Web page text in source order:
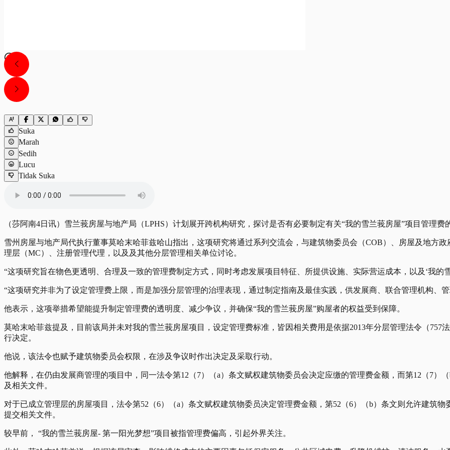
Suka
Marah
Sedih
Lucu
Tidak Suka
（莎阿南4日讯）雪兰莪房屋与地产局（LPHS）计划展开跨机构研究，探讨是否有必要制定有关“我的雪兰莪房屋”项目管理费
雪州房屋与地产局代执行董事莫哈末哈菲兹哈山指出，这项研究将通过系列交流会，与建筑物委员会（COB）、房屋及地方
理层（MC）、注册管理代理，以及及其他分层管理相关单位讨论。
“这项研究旨在物色更透明、合理及一致的管理费制定方式，同时考虑发展项目特征、所提供设施、实际营运成本，以及‘我的
“这项研究并非为了设定管理费上限，而是加强分层管理的治理表现，通过制定指南及最佳实践，供发展商、联合管理机构、
他表示，这项举措希望能提升制定管理费的透明度、减少争议，并确保“我的雪兰莪房屋”购屋者的权益受到保障。
莫哈末哈菲兹提及，目前该局并未对我的雪兰莪房屋项目，设定管理费标准，皆因相关费用是依据2013年分层管理法令（757
行决定。
他说，该法令也赋予建筑物委员会权限，在涉及争议时作出决定及采取行动。
他解释，在仍由发展商管理的项目中，同一法令第12（7）（a）条文赋权建筑物委员会决定应缴的管理费金额，而第12（7）
及相关文件。
对于已成立管理层的房屋项目，法令第52（6）（a）条文赋权建筑物委员决定管理费金额，第52（6）（b）条文则允许建筑
提交相关文件。
较早前， “我的雪兰莪房屋- 第一阳光梦想”项目被指管理费偏高，引起外界关注。